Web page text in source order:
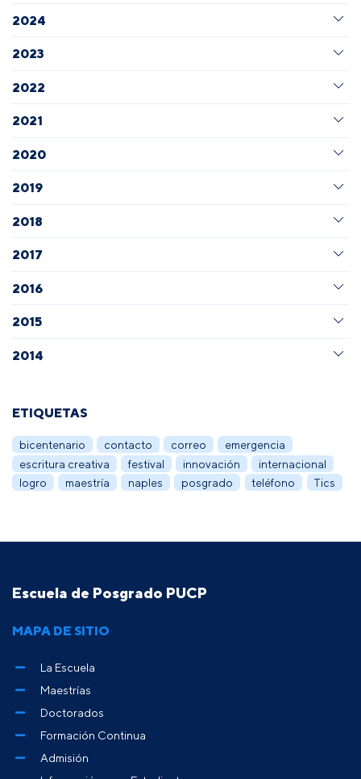
2024
2023
2022
2021
2020
2019
2018
2017
2016
2015
2014
ETIQUETAS
bicentenario contacto correo
emergencia
escritura creativa
festival innovación
internacional
logro
maestría naples posgrado teléfono Tics
Escuela de Posgrado PUCP
MAPA DE SITIO
La Escuela
Maestrías
Doctorados
Formación Continua
Admisión